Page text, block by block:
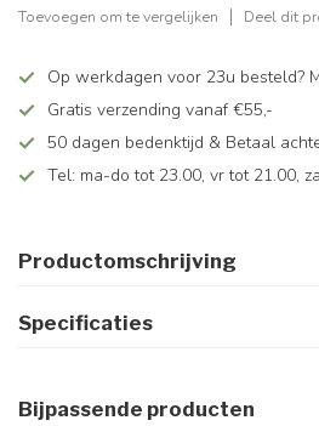
Toevoegen om te vergelijken Deel dit
Op werkdagen voor 23u besteld?
Gratis verzending vanaf €55,-
50 dagen bedenktijd & Betaal
Tel: ma-do tot 23.00, vr tot 21.00,
Productomschrijving
Specificaties
Bijpassende producten